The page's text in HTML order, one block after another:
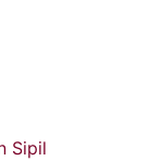
Sipil